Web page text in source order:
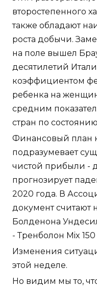
второстепенного
также обладают
роста добычи.
на поле вышел
десятилетий
коэффициентом
ребенка на
средним
стран по состоянию
Финансовый план
подразумевает
чистой прибыли -
прогнозирует
2020 года. В
документ считают
Болденона
- Тренболон Mix
Изменения
этой неделе.
Но видим мы то,